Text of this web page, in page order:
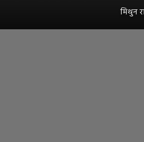
मिथुन